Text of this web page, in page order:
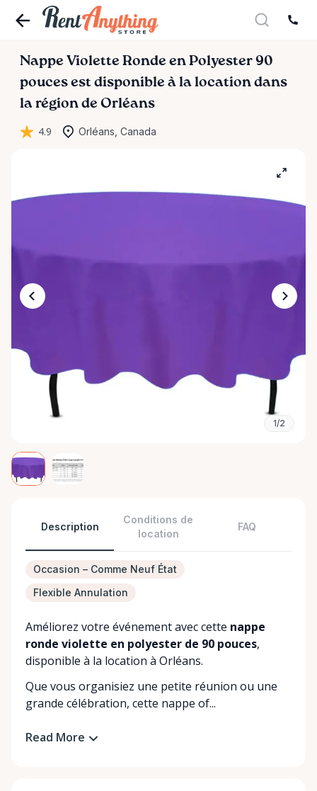
Nappe Violette Ronde en Polyester 90
pouces est disponible à la location dans
la région de Orléans
4.9 Orléans, Canada
1/2
Description
Conditions de
location
FAQ
Occasion – Comme Neuf État
Flexible Annulation
Améliorez votre événement avec cette nappe
ronde violette en polyester de 90 pouces,
disponible à la location à Orléans.
Que vous organisiez une petite réunion ou une
grande célébration, cette nappe of...
Read More